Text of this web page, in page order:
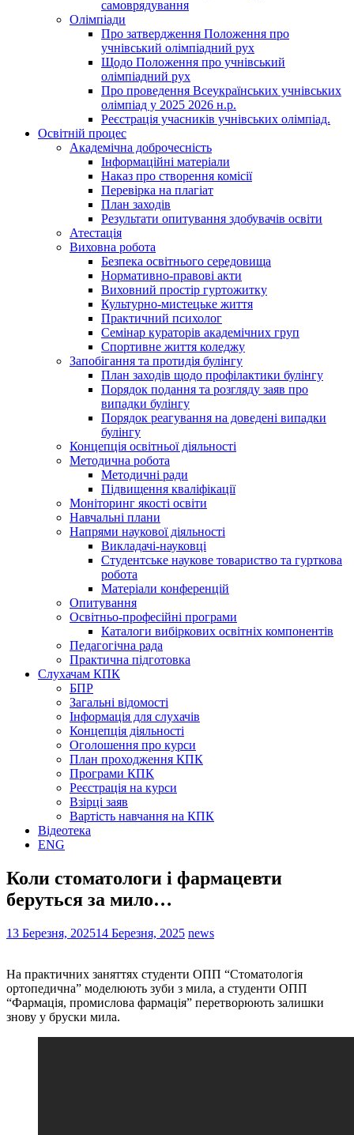
самоврядування
Олімпіади
Про затвердження Положення про
учнівський олімпіадний рух
Щодо Положення про учнівський
олімпіадний рух
Про проведення Всеукраїнських учнівських
олімпіад у 2025 2026 н.р.
Реєстрація учасників учнівських олімпіад.
Освітній процес
Академічна доброчесність
Інформаційні матеріали
Наказ про створення комісії
Перевірка на плагіат
План заходів
Результати опитування здобувачів освіти
Атестація
Виховна робота
Безпека освітнього середовища
Нормативно-правові акти
Виховний простір гуртожитку
Культурно-мистецьке життя
Практичний психолог
Семінар кураторів академічних груп
Спортивне життя коледжу
Запобігання та протидія булінгу
План заходів щодо профілактики булінгу
Порядок подання та розгляду заяв про
випадки булінгу
Порядок реагування на доведені випадки
булінгу
Концепція освітньої діяльності
Методична робота
Методичні ради
Підвищення кваліфікації
Моніторинг якості освіти
Навчальні плани
Напрями наукової діяльності
Викладачі-науковці
Студентське наукове товариство та гурткова
робота
Матеріали конференцій
Опитування
Освітньо-професійні програми
Каталоги вибіркових освітніх компонентів
Педагогічна рада
Практична підготовка
Слухачам КПК
БПР
Загальні відомості
Інформація для слухачів
Концепція діяльності
Оголошення про курси
План проходження КПК
Програми КПК
Реєстрація на курси
Взірці заяв
Вартість навчання на КПК
Відеотека
ENG
Коли стоматологи і фармацевти
беруться за мило…
13 Березня, 202514 Березня, 2025 news
На практичних заняттях студенти ОПП “Стоматологія
ортопедична” моделюють зуби з мила, а студенти ОПП
“Фармація, промислова фармація” перетворюють залишки
знову у бруски мила.